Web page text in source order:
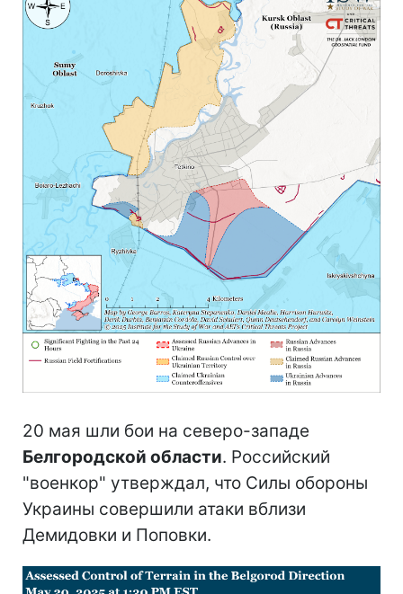
20 мая шли бои на северо-западе
Белгородской области. Российский
"военкор" утверждал, что Силы обороны
Украины совершили атаки вблизи
Демидовки и Поповки.